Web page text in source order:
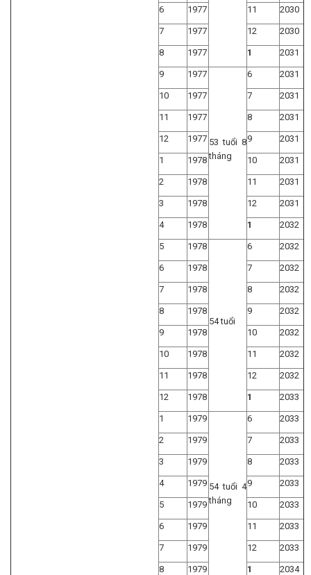
6 1977 11 2030
7 1977 12 2030
8 1977 1 2031
9 1977
53 tuổi 8
tháng
6 2031
10 1977 7 2031
11 1977 8 2031
12 1977 9 2031
1 1978 10 2031
2 1978 11 2031
3 1978 12 2031
4 1978 1 2032
5 1978
54 tuổi
6 2032
6 1978 7 2032
7 1978 8 2032
8 1978 9 2032
9 1978 10 2032
10 1978 11 2032
11 1978 12 2032
12 1978 1 2033
1 1979
54 tuổi 4
tháng
6 2033
2 1979 7 2033
3 1979 8 2033
4 1979 9 2033
5 1979 10 2033
6 1979 11 2033
7 1979 12 2033
8 1979 1 2034